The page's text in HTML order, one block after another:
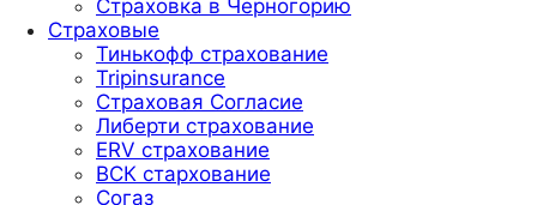
Страховка в Черногорию
Страховые
Тинькофф страхование
Tripinsurance
Страховая Согласие
Либерти страхование
ERV страхование
ВСК стархование
Согаз